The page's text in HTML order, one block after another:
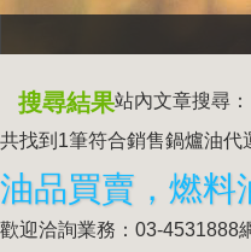
搜尋結果站內文章搜尋：
共找到1筆符合銷售鍋爐油代
油品買賣，燃料
歡迎洽詢業務：03-4531888